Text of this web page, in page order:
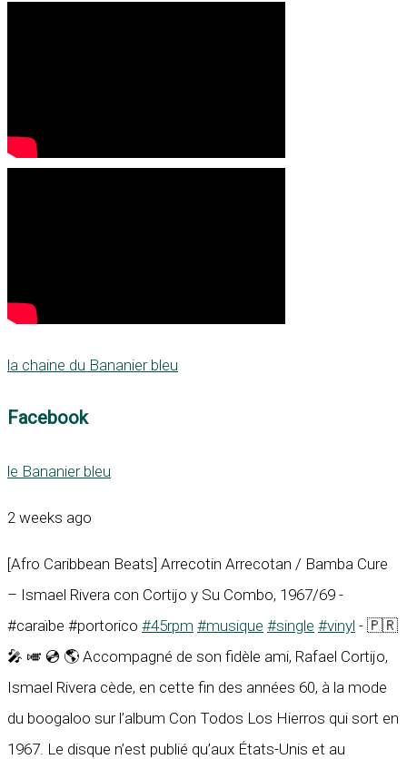
la chaine du Bananier bleu
Facebook
le Bananier bleu
2 weeks ago
[Afro Caribbean Beats] Arrecotin Arrecotan / Bamba Cure
– Ismael Rivera con Cortijo y Su Combo, 1967/69 -
#caraïbe #portorico #45rpm #musique #single #vinyl - 🇵🇷
🎤 🎺 💿 🌎 Accompagné de son fidèle ami, Rafael Cortijo,
Ismael Rivera cède, en cette fin des années 60, à la mode
du boogaloo sur l’album Con Todos Los Hierros qui sort en
1967. Le disque n’est publié qu’aux États-Unis et au